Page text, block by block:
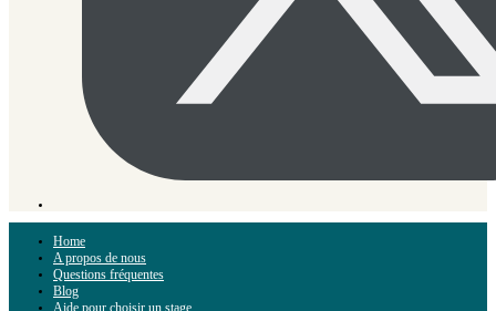
Home
A propos de nous
Questions fréquentes
Blog
Aide pour choisir un stage